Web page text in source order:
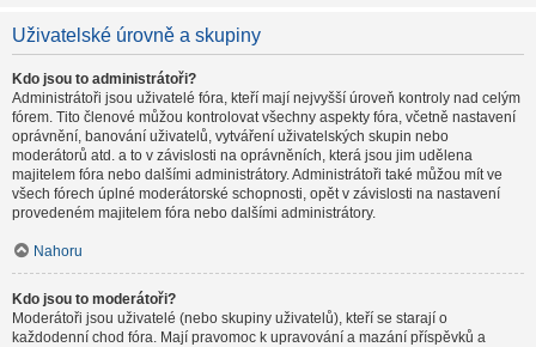
Uživatelské úrovně a skupiny
Kdo jsou to administrátoři?
Administrátoři jsou uživatelé fóra, kteří mají nejvyšší úroveň kontroly nad celým
fórem. Tito členové můžou kontrolovat všechny aspekty fóra, včetně nastavení
oprávnění, banování uživatelů, vytváření uživatelských skupin nebo
moderátorů atd. a to v závislosti na oprávněních, která jsou jim udělena
majitelem fóra nebo dalšími administrátory. Administrátoři také můžou mít ve
všech fórech úplné moderátorské schopnosti, opět v závislosti na nastavení
provedeném majitelem fóra nebo dalšími administrátory.
Nahoru
Kdo jsou to moderátoři?
Moderátoři jsou uživatelé (nebo skupiny uživatelů), kteří se starají o
každodenní chod fóra. Mají pravomoc k upravování a mazání příspěvků a